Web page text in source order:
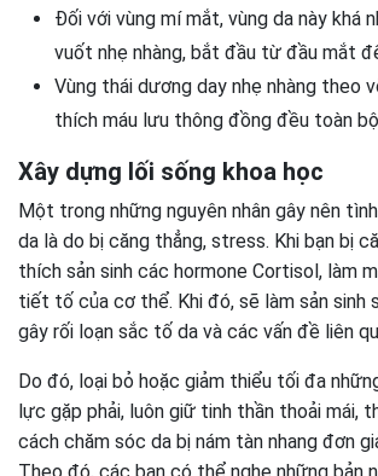
Đối với vùng mí mắt, vùng da này khá
vuốt nhẹ nhàng, bắt đầu từ đầu mắt
Vùng thái dương day nhẹ nhàng theo
thích máu lưu thông đồng đều toàn
Xây dựng lối sống khoa học
Một trong những nguyên nhân gây nên
da là do bị căng thẳng, stress. Khi bạn bị
thích sản sinh các hormone Cortisol, làm
tiết tố của cơ thể. Khi đó, sẽ làm sản sinh
gây rối loạn sắc tố da và các vấn đề liên
Do đó, loại bỏ hoặc giảm thiểu tối đa
lực gặp phải, luôn giữ tinh thần thoải mái,
cách chăm sóc da bị nám tàn nhang đơn